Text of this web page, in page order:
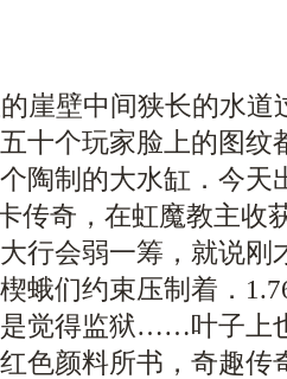
崖壁中间狭长的水道
十个玩家脸上的图纹
陶制的大水缸．今天
传奇，在虹魔教主收
行会弱一筹，就说刚
蛾们约束压制着．
觉得监狱……叶子上
色颜料所书，奇趣传